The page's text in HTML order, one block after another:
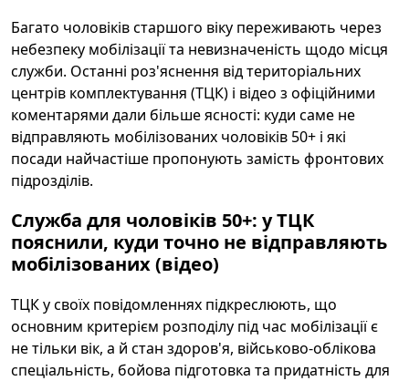
Багато чоловіків старшого віку переживають через
небезпеку мобілізації та невизначеність щодо місця
служби. Останні роз'яснення від територіальних
центрів комплектування (ТЦК) і відео з офіційними
коментарями дали більше ясності: куди саме не
відправляють мобілізованих чоловіків 50+ і які
посади найчастіше пропонують замість фронтових
підрозділів.
Служба для чоловіків 50+: у ТЦК
пояснили, куди точно не відправляють
мобілізованих (відео)
ТЦК у своїх повідомленнях підкреслюють, що
основним критерієм розподілу під час мобілізації є
не тільки вік, а й стан здоров'я, військово-облікова
спеціальність, бойова підготовка та придатність для